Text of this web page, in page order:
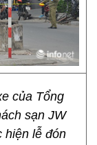
của Tổng
sạn JW
hiện lễ đón